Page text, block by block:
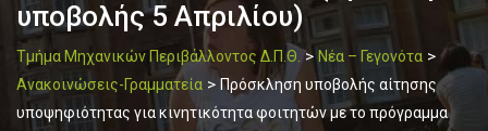
υποβολής 5 Απριλίου)
Τμήμα Μηχανικών Περιβάλλοντος Δ.Π.Θ. > Νέα – Γεγονότα >
Ανακοινώσεις-Γραμματεία >Πρόσκληση υποβολής αίτησης
υποψηφιότητας για κινητικότητα φοιτητών με το πρόγραμμα